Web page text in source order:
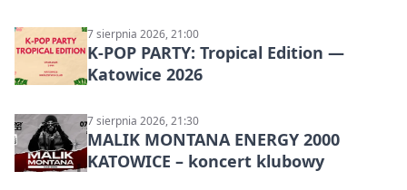
7 sierpnia 2026, 21:00
K-POP PARTY: Tropical Edition —
Katowice 2026
7 sierpnia 2026, 21:30
MALIK MONTANA ENERGY 2000
KATOWICE – koncert klubowy